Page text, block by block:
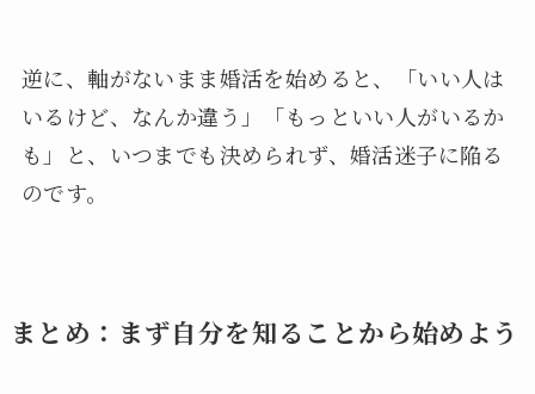
逆に、軸がないまま婚活を始めると、「いい人は
いるけど、なんか違う」「もっといい人がいるか
も」と、いつまでも決められず、婚活迷子に陥る
のです。
まとめ：まず自分を知ることから始めよう